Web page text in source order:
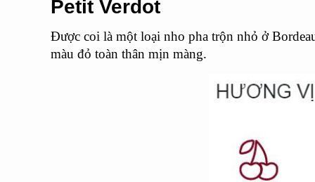
Petit Verdot
Được coi là một loại nho pha trộn nhỏ ở
màu đỏ toàn thân mịn màng.